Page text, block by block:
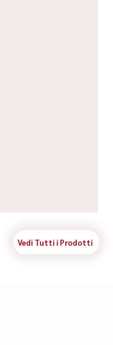
Vedi Tutti i Prodotti